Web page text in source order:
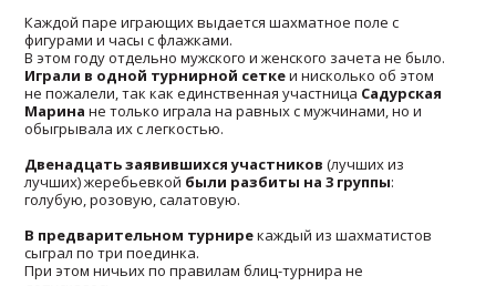
Каждой паре играющих выдается шахматное поле с
фигурами и часы с флажками.
В этом году отдельно мужского и женского зачета не было.
Играли в одной турнирной сеткеи нисколько об этом
не пожалели, так как единственная участница Садурская
Марина не только играла на равных с мужчинами, но и
обыгрывала их с легкостью.
Двенадцать заявившихся участников (лучших из
лучших) жеребьевкой были разбиты на 3 группы:
голубую, розовую, салатовую.
В предварительном турнирекаждый из шахматистов
сыграл по три поединка.
При этом ничьих по правилам блиц-турнира не